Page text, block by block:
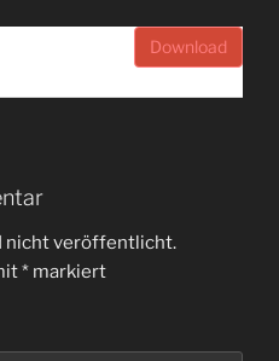
Download
nicht veröffentlicht.
* markiert